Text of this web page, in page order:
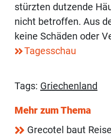
stürzten dutzende
nicht betroffen. Aus
keine Schäden oder
Tagesschau
Tags: Griechenland
Mehr zum Thema
Grecotel baut